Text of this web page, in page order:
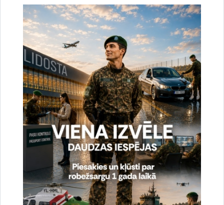
Sagatavoja:
Valsts robežsardzes Eiropas Savienības lietu pārvaldes
Sadarbības koordinācijas nodaļa
Saistītas tēmas
Aktualitātes: Vizītes un tikšanās
Drukāt lapu
Dalīties